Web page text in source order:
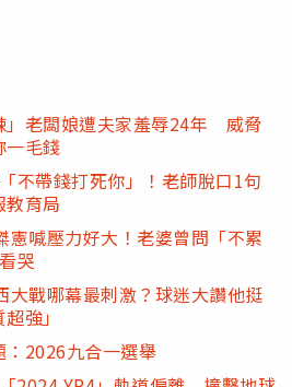
」老闆娘遭夫家羞辱24年 威脅
一毛錢
不帶錢打死你」！老師脫口1句
育局
憲喊壓力好大！老婆曾問「不累
哭
大戰哪幕最刺激？球迷大讚他挺
強」
：2026九合一選舉